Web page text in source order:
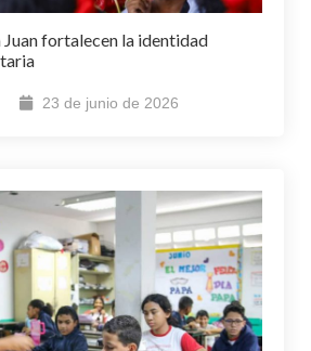
Juan fortalecen la identidad
23 de junio de 2026